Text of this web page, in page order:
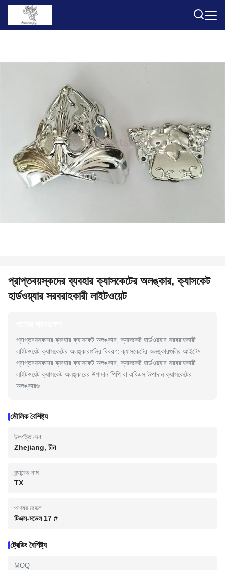
প্রাপ্তবয়স্কদের ব্যবহার ক্যাসকেটের অলঙ্কার, ক্যাসকেট
হার্ডওয়্যার সরবরাহকারী লাইটওয়েট
প্রাপ্তবয়স্কদের ব্যবহার ক্যাসকেট অলঙ্কার, ক্যাসকেট হার্ডওয়্যার সরবরাহকারী
লাইটওয়েট ক্যাসকেটের অলঙ্কারগুলির বিবরণ: ক্যাসকেটের অলঙ্কারগুলির আইটেম
প্রাপ্তবয়স্কদের ব্যবহার ক্যাসকেট অলঙ্কার, ক্যাসকেট হার্ডওয়্যার সরবরাহকারী
লাইটওয়েট ক্যাসকেট অলঙ্কারের উপাদান পিপি বা এবিএস উপাদান ক্যাসকেটের
অলঙ্কারগু...
মৌলিক বৈশিষ্ট্য
উৎপত্তি দেশ
Zhejiang, চীন
ব্র্যান্ডের নাম
TX
পণ্যের মডেল
টিএক্স-মডেল 17 #
ট্রেডিং বৈশিষ্ট্য
MOQ